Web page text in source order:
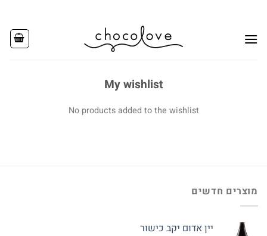
content
My wishlist
No products added to the wishlist
מוצרים חדשים
יין אדום יקב כישור